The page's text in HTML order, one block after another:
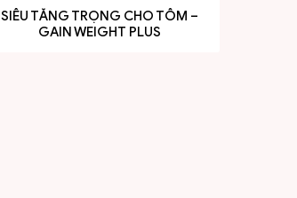
SIÊU TĂNG TRỌNG CHO TÔM –
GAIN WEIGHT PLUS